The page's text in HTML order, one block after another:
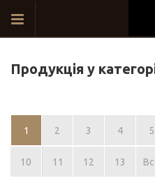
Продукція у
1 2 3 4 5
10 11 12 13